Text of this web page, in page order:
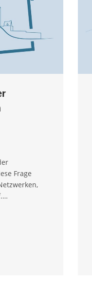
Frage